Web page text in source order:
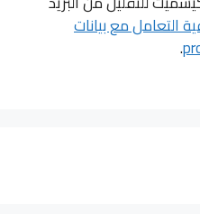
التعامل مع بيانات
.